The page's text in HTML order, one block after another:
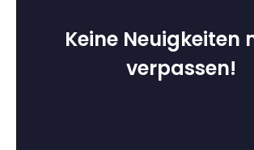
Keine Neuigkeiten
verpassen!